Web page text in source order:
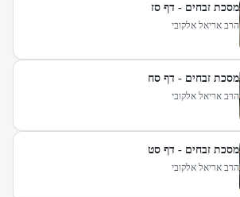
מסכת זבחים - דף סז
הרב אריאל אלקובי
מסכת זבחים - דף סח
הרב אריאל אלקובי
מסכת זבחים - דף סט
הרב אריאל אלקובי